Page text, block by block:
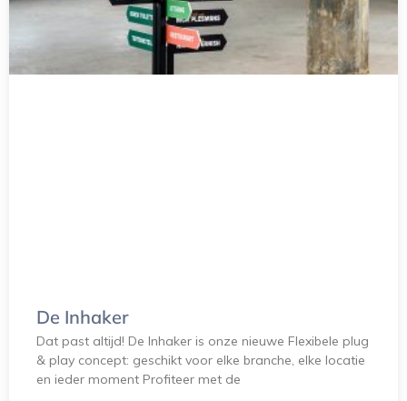
De Inhaker
Dat past altijd! De Inhaker is onze nieuwe Flexibele plug
& play concept: geschikt voor elke branche, elke locatie
en ieder moment Profiteer met de